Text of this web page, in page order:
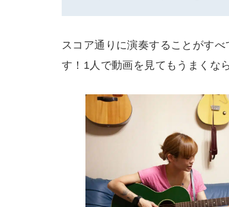
スコア通りに演奏することがす
す！1人で動画を見てもうまくな